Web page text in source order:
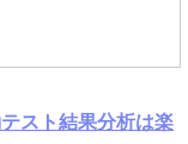
スト結果分析は楽